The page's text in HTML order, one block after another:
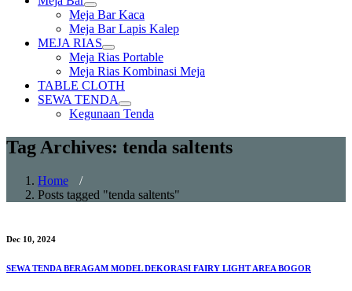
Show
sub
menu
Meja Bar Kaca
Meja Bar Lapis Kalep
MEJA RIAS
Show
sub
menu
Meja Rias Portable
Meja Rias Kombinasi Meja
TABLE CLOTH
SEWA TENDA
Show
sub
Kegunaan Tenda
Tag Archives: tenda saltents
Home
/
Posts tagged "tenda saltents"
Dec 10, 2024
SEWA TENDA BERAGAM MODEL DEKORASI FAIRY LIGHT AREA BOGOR